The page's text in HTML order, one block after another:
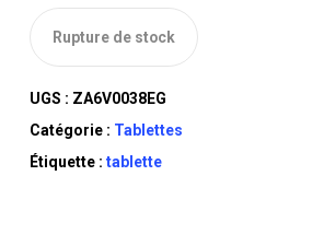
Rupture de stock
UGS : ZA6V0038EG
Catégorie : Tablettes
Étiquette : tablette